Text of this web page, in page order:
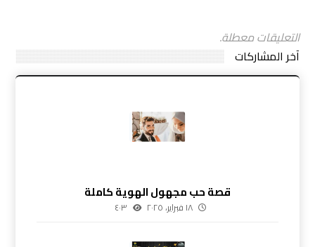
التعليقات معطلة.
آخر المشاركات
قصة حب مجهول الهوية كاملة
١٨ فبراير، ٢٠٢٥ ٤٠٣